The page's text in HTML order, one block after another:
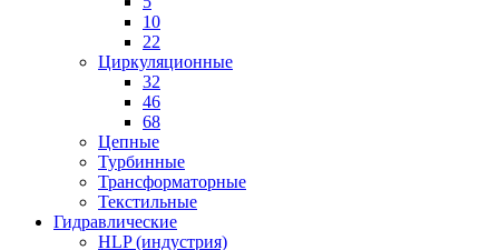
10
22
Циркуляционные
32
46
68
Цепные
Турбинные
Трансформаторные
Текстильные
Гидравлические
HLP (индустрия)